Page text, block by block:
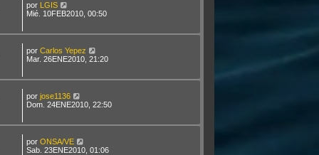
por LGIS
Mié. 10FEB2010, 00:50
por Carlos Yepez
Mar. 26ENE2010, 21:20
por jose1136
Dom. 24ENE2010, 22:50
por ONSA/VE
Sab. 23ENE2010, 01:06